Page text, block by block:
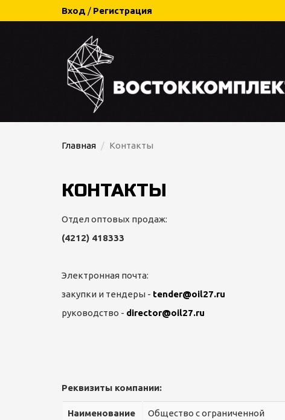
Вход / Регистрация
Главная Контакты
КОНТАКТЫ
Отдел оптовых продаж:
(4212) 418333
Электронная почта:
закупки и тендеры - tender@oil27.ru
руководство - director@oil27.ru
Реквизиты компании:
Наименование
Общество с ограниченной